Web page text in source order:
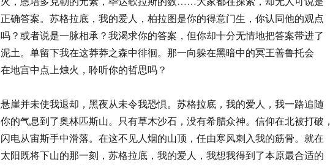
正确答案。苏格拉底，我的爱人，柏拉图是你的得意门生，你认同他的观点
吗？或者说是一脉相承？我渴求你的答案，但你却十分无情地把答案带进了
泥土。单留下我在这莽莽之森中徘徊。那一向躲在黑暗中的冥王善鲁托会
在地宫中点上烛火，聆听你的哲思吗？
悬崖并未使我退却，黑夜从未令我恐惧。苏格拉底，我的爱人，我一路追随
你的气息到了奥林匹斯山。只有草木沙石，没有希腊众神。信仰在北被打破，
闪电从宙斯手中滑落。在这不见人烟的山顶，任由寒风刺入我的筋骨。就在
太阳既将下山的那一刻，苏格拉底，我的爱人，我想我得到了本原最合适的